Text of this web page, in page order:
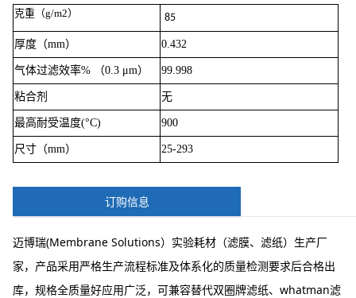
克重（g/m2） 85
厚度（mm） 0.432
气体过滤效率% （0.3 μm） 99.998
粘合剂 无
最高耐受温度(°C) 900
尺寸（mm） 25-293
订购信息
迈博瑞(Membrane Solutions）实验耗材（滤膜、滤纸）生产厂
家，产品采用严格生产流程标准及体系化的质量检测要求后合格出
库，规格全质量好应用广泛，可兼容替代双圈牌滤纸、whatman滤